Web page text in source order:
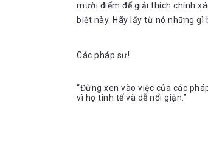
mười điểm để giải thích chính
biệt này. Hãy lấy từ nó những
Các pháp sư!
“Đừng xen vào việc của các
vì họ tinh tế và dễ nổi giận.”